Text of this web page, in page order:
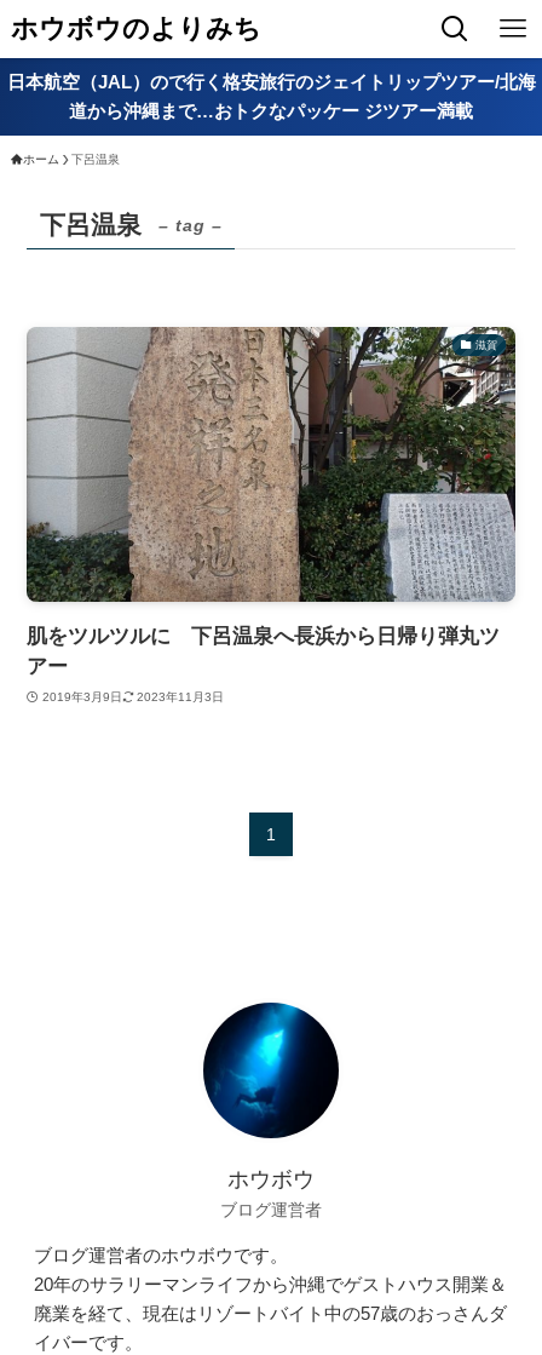
ホウボウのよりみち
日本航空（JAL）ので行く格安旅行のジェイトリップツアー/北海
道から沖縄まで…おトクなパッケー ジツアー満載
ホーム 下呂温泉
下呂温泉 – tag –
滋賀
肌をツルツルに 下呂温泉へ長浜から日帰り弾丸ツ
アー
2019年3月9日 2023年11月3日
1
ホウボウ
ブログ運営者
ブログ運営者のホウボウです。
20年のサラリーマンライフから沖縄でゲストハウス開業＆
廃業を経て、現在はリゾートバイト中の57歳のおっさんダ
イバーです。